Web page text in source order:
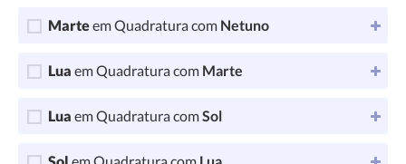
Marteem Quadratura com Netuno
Lua em Quadratura com Marte
Lua em Quadratura comSol